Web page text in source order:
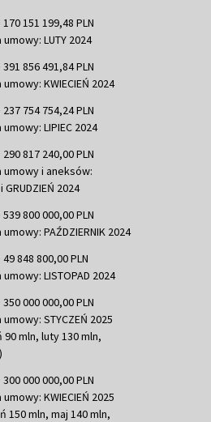
151 199,48 PLN
LUTY 2024
856 491,84 PLN
KWIECIEŃ 2024
754 754,24 PLN
LIPIEC 2024
817 240,00 PLN
umowy i aneksów:
GRUDZIEŃ 2024
800 000,00 PLN
PAŹDZIERNIK 2024
848 800,00 PLN
LISTOPAD 2024
000 000,00 PLN
STYCZEŃ 2025
mln, luty 130 mln,
000 000,00 PLN
KWIECIEŃ 2025
150 mln, maj 140 mln,